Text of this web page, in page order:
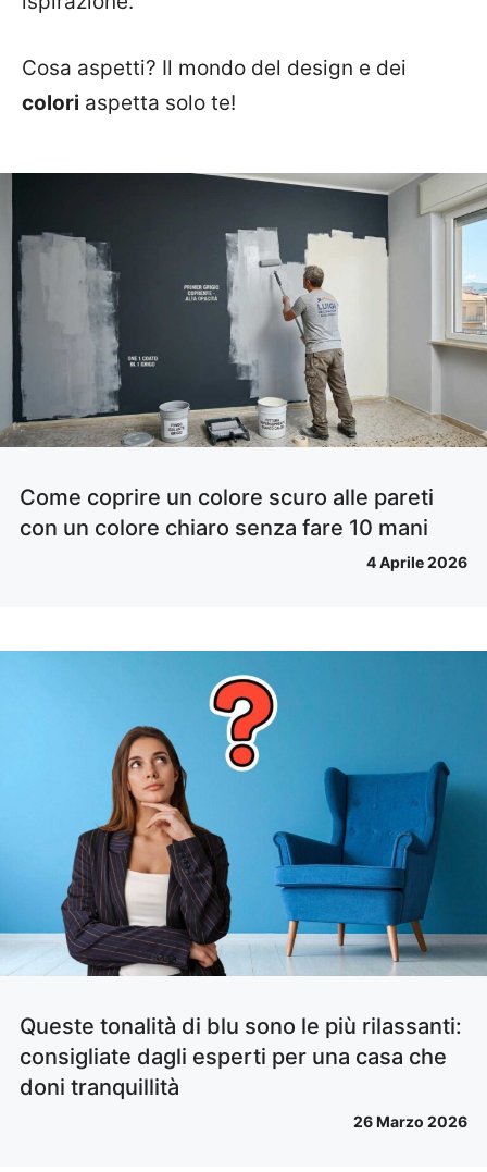
Cosa aspetti? Il mondo del design e dei
colori aspetta solo te!
Come coprire un colore scuro alle pareti
con un colore chiaro senza fare 10 mani
4 Aprile 2026
Queste tonalità di blu sono le più rilassanti:
consigliate dagli esperti per una casa che
doni tranquillità
26 Marzo 2026